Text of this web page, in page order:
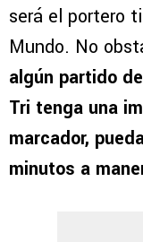
será el portero
Mundo. No
algún partido
Tri tenga una
marcador,
minutos a